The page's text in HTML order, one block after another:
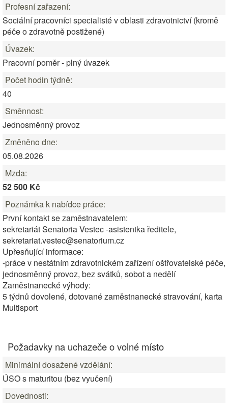
Profesní zařazení:
Sociální pracovníci specialisté v oblasti zdravotnictví (kromě
péče o zdravotně postižené)
Úvazek:
Pracovní poměr - plný úvazek
Počet hodin týdně:
40
Směnnost:
Jednosměnný provoz
Změněno dne:
05.08.2026
Mzda:
52 500 Kč
Poznámka k nabídce práce:
První kontakt se zaměstnavatelem:
sekretariát Senatoria Vestec -asistentka ředitele,
sekretariat.vestec@senatorium.cz
Upřesňující informace:
-práce v nestátním zdravotnickém zařízení oštřovatelské péče,
jednosměnný provoz, bez svátků, sobot a nedělí
Zaměstnanecké výhody:
5 týdnů dovolené, dotované zaměstnanecké stravování, karta
Multisport
Požadavky na uchazeče o volné místo
Minimální dosažené vzdělání:
ÚSO s maturitou (bez vyučení)
Dovednosti: